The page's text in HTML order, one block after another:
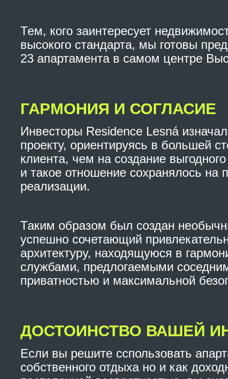
Тем, кого заинтересует
высокого стандарта, мы готовы
23 апартамента в самом центре
ГАРМОНИЯ И СОГЛАСИЕ
Инвесторы Residence Lesná
проекту, ориентируясь в большей
клиента, чем на создание
и такое отношение сохранялось на
реализации.
Таким образом был создан
успешно сочетающий
архитектуру, находящуюся в
службами, предлогаемыми
приватностью и максимальной
ДОСТОИНСТВО ВАШЕЙ
Если вы решите сспользовать
собственного отдыха но и как